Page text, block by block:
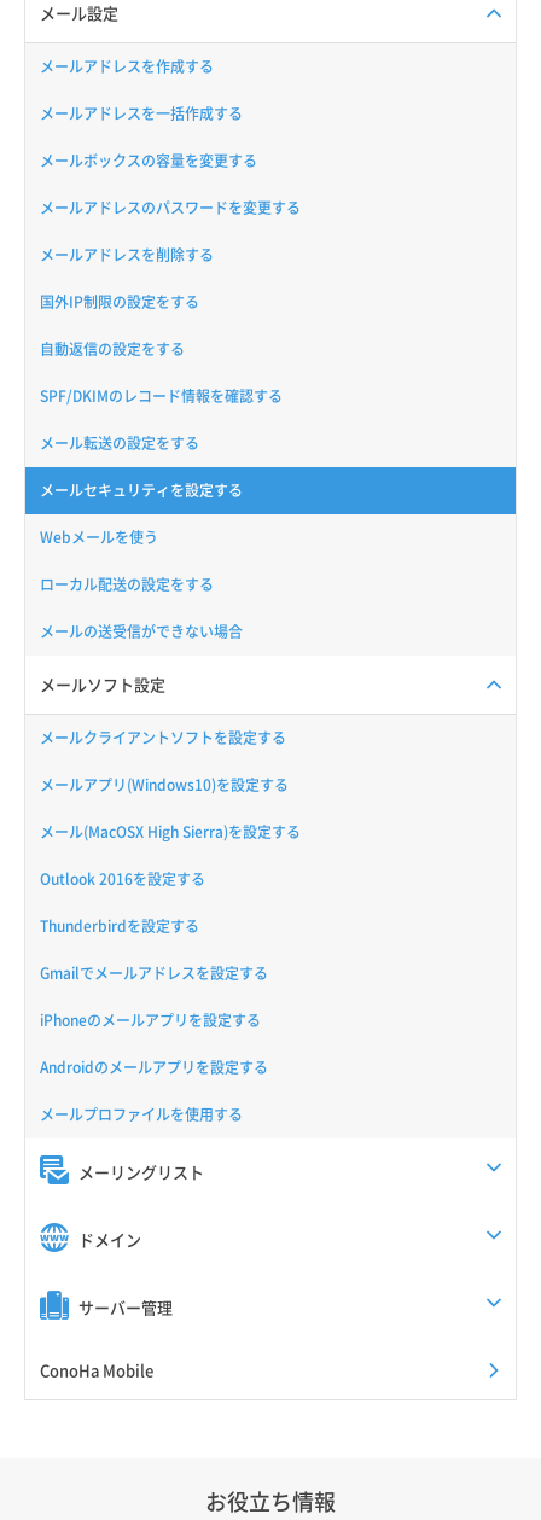
メール設定
メールアドレスを作成する
メールアドレスを一括作成する
メールボックスの容量を変更する
メールアドレスのパスワードを変更する
メールアドレスを削除する
国外IP制限の設定をする
自動返信の設定をする
SPF/DKIMのレコード情報を確認する
メール転送の設定をする
メールセキュリティを設定する
Webメールを使う
ローカル配送の設定をする
メールの送受信ができない場合
メールソフト設定
メールクライアントソフトを設定する
メールアプリ(Windows10)を設定する
メール(MacOSX High Sierra)を設定する
Outlook 2016を設定する
Thunderbirdを設定する
Gmailでメールアドレスを設定する
iPhoneのメールアプリを設定する
Androidのメールアプリを設定する
メールプロファイルを使用する
メーリングリスト
ドメイン
サーバー管理
ConoHa Mobile
お役立ち情報